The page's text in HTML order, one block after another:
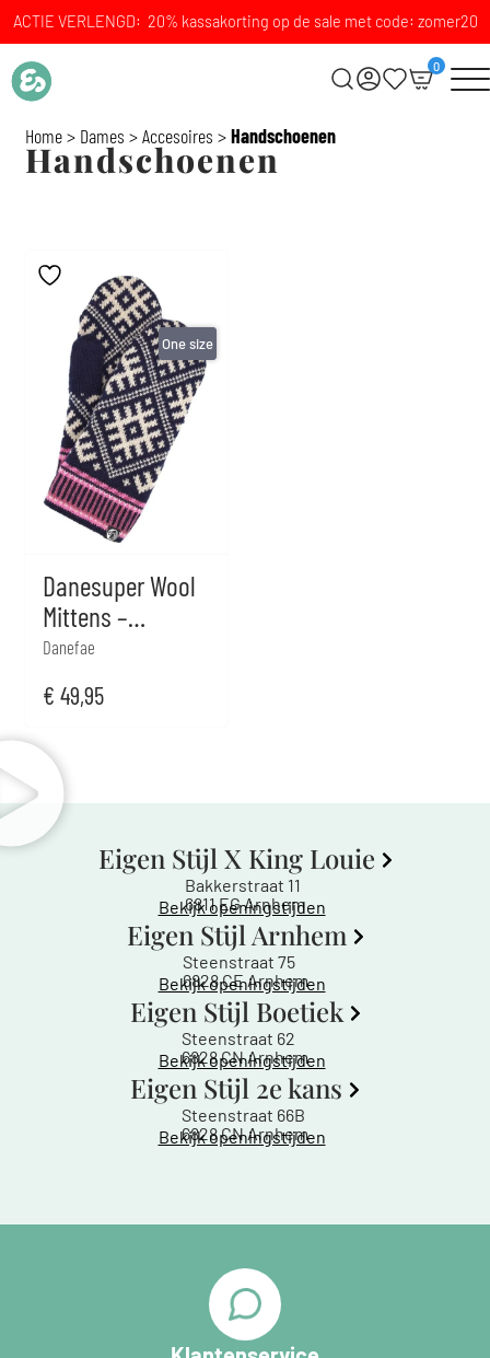
ACTIE VERLENGD: 20% kassakorting op de sale met code: zomer20
0
Home> Dames >Accesoires >Handschoenen
Handschoenen
Danesuper Wool
Mittens –
Donkerblauw
Danefae
€ 49,95
One size
Eigen Stijl X King Louie
Bakkerstraat 11
6811 EG Arnhem
Bekijk openingstijden
Eigen Stijl Arnhem
Steenstraat 75
6828 CE Arnhem
Bekijk openingstijden
Eigen Stijl Boetiek
Steenstraat 62
6828 CN Arnhem
Bekijk openingstijden
Eigen Stijl 2e kans
Steenstraat 66B
6828 CN Arnhem
Bekijk openingstijden